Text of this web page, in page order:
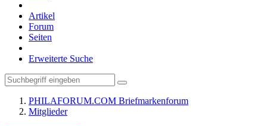
Artikel
Forum
Seiten
Erweiterte Suche
PHILAFORUM.COM Briefmarkenforum
Mitglieder